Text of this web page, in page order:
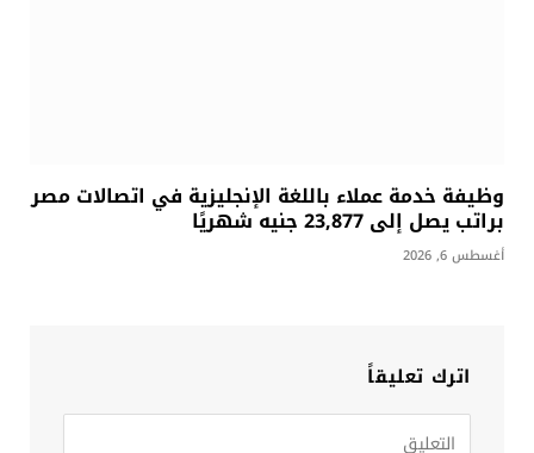
وظيفة خدمة عملاء باللغة الإنجليزية في اتصالات مصر
براتب يصل إلى 23,877 جنيه شهريًا
أغسطس 6, 2026
اترك تعليقاً